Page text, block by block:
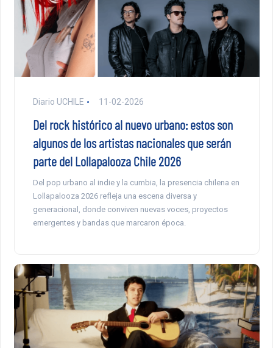
Diario UCHILE 11-02-2026
Del rock histórico al nuevo urbano: estos son
algunos de los artistas nacionales que serán
parte del Lollapalooza Chile 2026
Del pop urbano al indie y la cumbia, la presencia chilena en
Lollapalooza 2026 refleja una escena diversa y
generacional, donde conviven nuevas voces, proyectos
emergentes y bandas que marcaron época.